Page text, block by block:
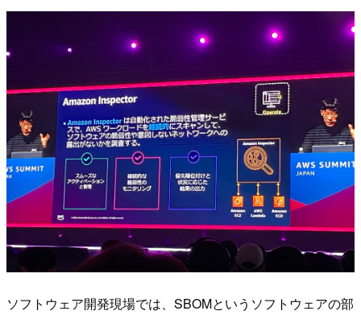
ソフトウェア開発現場では、SBOMというソフトウェアの部